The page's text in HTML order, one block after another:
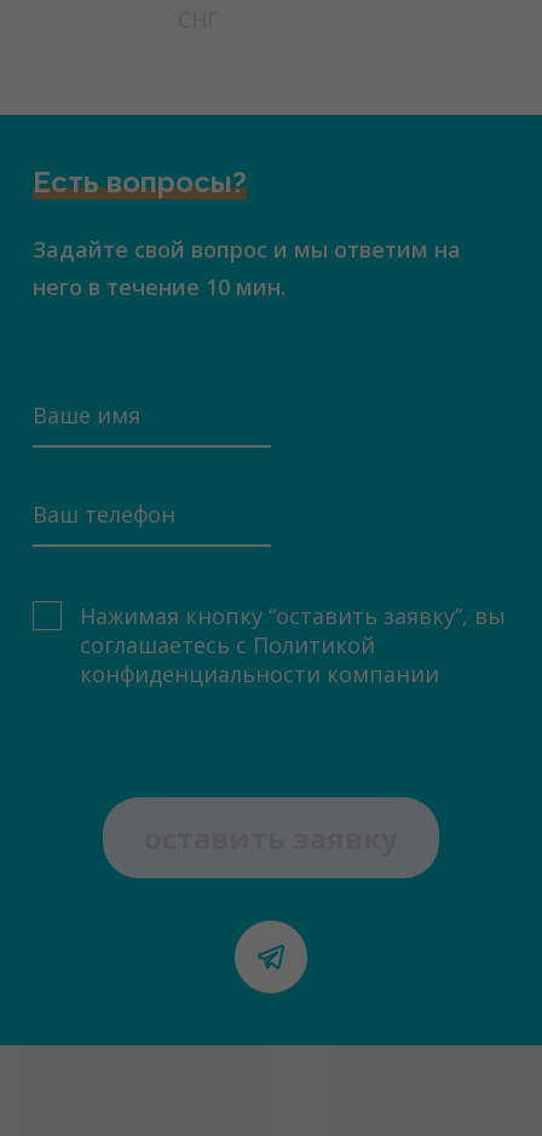
Есть вопросы?
Задайте свой вопрос и мы ответим на
него в течение 10 мин.
Нажимая кнопку “оставить заявку”, вы
соглашаетесь с Политикой
конфиденциальности компании